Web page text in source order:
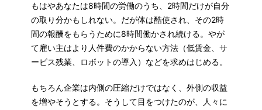
もはやあなたは8時間の労働のうち、2時間だけが自分
の取り分かもしれない。だが体は酷使され、その2時
間の報酬をもらうために8時間働かされ続ける。やが
て雇い主はより人件費のかからない方法（低賃金、サ
ービス残業、ロボットの導入）などを求めはじめる。
もちろん企業は内側の圧縮だけではなく、外側の収益
を増やそうとする。そうして目をつけたのが、人々に